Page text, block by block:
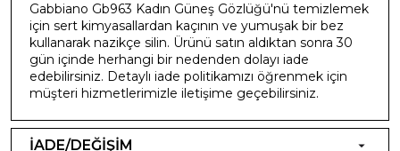
Gabbiano Gb963 Kadın Güneş Gözlüğü'nü temizlemek
için sert kimyasallardan kaçının ve yumuşak bir bez
kullanarak nazikçe silin. Ürünü satın aldıktan sonra 30
gün içinde herhangi bir nedenden dolayı iade
edebilirsiniz. Detaylı iade politikamızı öğrenmek için
müşteri hizmetlerimizle iletişime geçebilirsiniz.
İADE/DEĞİŞİM